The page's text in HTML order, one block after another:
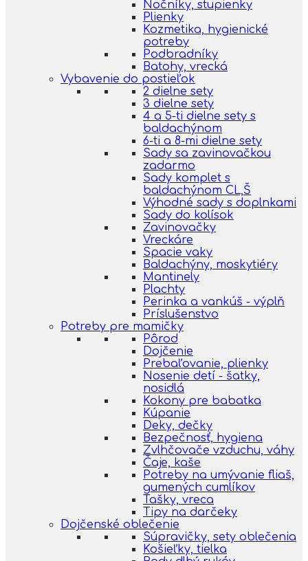
Nočníky, stupienky
Plienky
Kozmetika, hygienické
potreby
Podbradníky
Batohy, vrecká
Vybavenie do postieľok
2 dielne sety
3 dielne sety
4 a 5-ti dielne sety s
baldachýnom
6-ti a 8-mi dielne sety
Sady sa zavinovačkou
zadarmo
Sady komplet s
baldachýnom CL,Š
Výhodné sady s doplnkami
Sady do kolísok
Zavinovačky
Vreckáre
Spacie vaky
Baldachýny, moskytiéry
Mantinely
Plachty
Perinka a vankúš - výplň
Príslušenstvo
Potreby pre mamičky
Pôrod
Dojčenie
Prebaľovanie, plienky
Nosenie detí - šatky,
nosidlá
Kokony pre babatka
Kúpanie
Deky, dečky
Bezpečnosť, hygiena
Zvlhčovače vzduchu, váhy
Čaje, kaše
Potreby na umývanie fliaš,
gumených cumlíkov
Tašky, vreca
Tipy na darčeky
Dojčenské oblečenie
Súpravičky, sety oblečenia
Košieľky, tielka